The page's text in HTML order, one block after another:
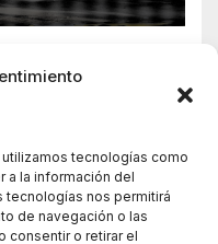
tecnologías como
a la información del
tecnologías nos permitirá
de navegación o las
consentir o retirar el